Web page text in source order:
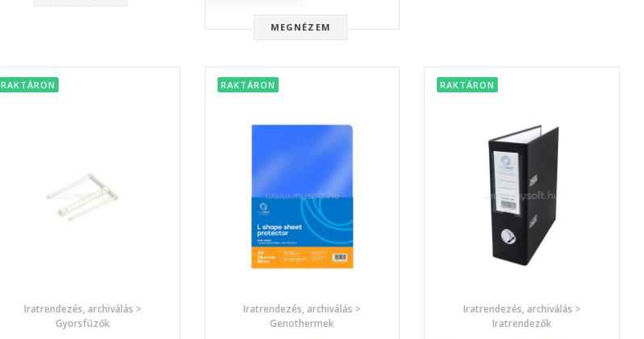
MEGNÉZEM
RAKTÁRON
Iratrendezés, archiválás >
Gyorsfűzők
RAKTÁRON
Iratrendezés, archiválás >
Genothermek
RAKTÁRON
Iratrendezés, archiválás >
Iratrendezők